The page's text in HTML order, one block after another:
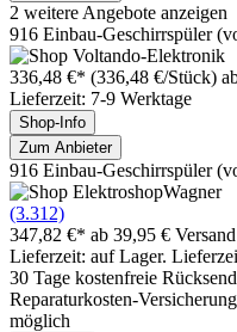
2 weitere Angebote anzeigen
916 Einbau-Geschirrspüler
336,48 €* (336,48 €/Stück)
Lieferzeit: 7-9 Werktage
Shop-Info
Zum Anbieter
916 Einbau-Geschirrspüler
(3.312)
347,82 €* ab 39,95 € Versand
Lieferzeit: auf Lager.
30 Tage kostenfreie
Reparaturkosten-
möglich